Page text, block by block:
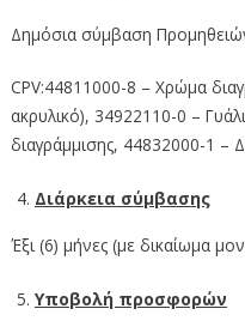
Δημόσια σύμβαση
CPV:44811000-8 – Χρώμα
ακρυλικό), 34922110-0 –
διαγράμμισης, 44832000-1 –
Διάρκεια σύμβασης
Έξι (6) μήνες (με δικαίωμα
Υποβολή προσφορών